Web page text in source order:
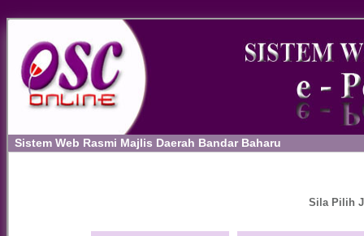
Sistem Web Rasmi Majlis Daerah Bandar Baharu
Sila Pilih